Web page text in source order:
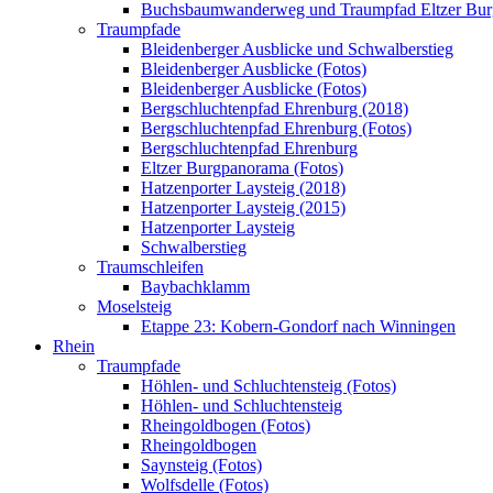
Buchsbaumwanderweg und Traumpfad Eltzer
Traumpfade
Bleidenberger Ausblicke und Schwalberstieg
Bleidenberger Ausblicke (Fotos)
Bleidenberger Ausblicke (Fotos)
Bergschluchtenpfad Ehrenburg (2018)
Bergschluchtenpfad Ehrenburg (Fotos)
Bergschluchtenpfad Ehrenburg
Eltzer Burgpanorama (Fotos)
Hatzenporter Laysteig (2018)
Hatzenporter Laysteig (2015)
Hatzenporter Laysteig
Schwalberstieg
Traumschleifen
Baybachklamm
Moselsteig
Etappe 23: Kobern-Gondorf nach Winningen
Rhein
Traumpfade
Höhlen- und Schluchtensteig (Fotos)
Höhlen- und Schluchtensteig
Rheingoldbogen (Fotos)
Rheingoldbogen
Saynsteig (Fotos)
Wolfsdelle (Fotos)